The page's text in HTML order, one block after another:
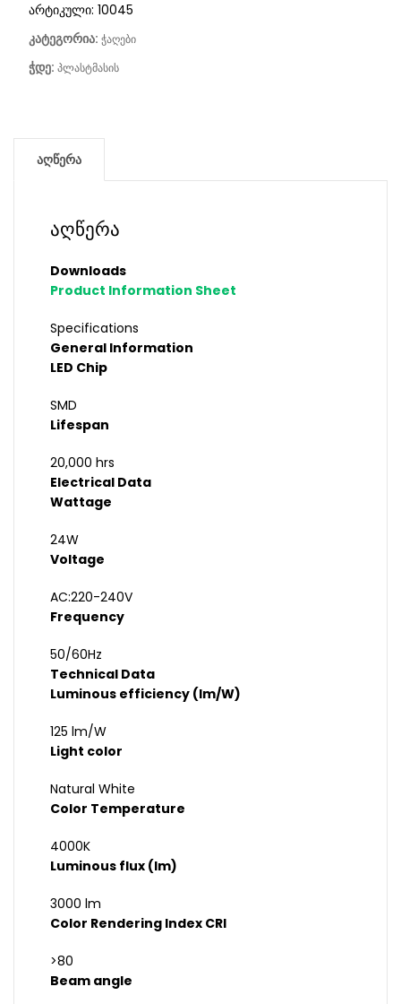
არტიკული: 10045
კატეგორია: ჭაღები
ჭდე: პლასტმასის
აღწერა
აღწერა
Downloads
Product Information Sheet
Specifications
General Information
LED Chip
SMD
Lifespan
20,000 hrs
Electrical Data
Wattage
24W
Voltage
AC:220-240V
Frequency
50/60Hz
Technical Data
Luminous efficiency (lm/W)
125 lm/W
Light color
Natural White
Color Temperature
4000K
Luminous flux (lm)
3000 lm
Color Rendering Index CRI
>80
Beam angle